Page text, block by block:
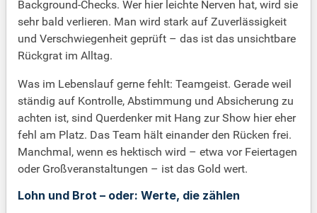
Background-Checks. Wer hier leichte Nerven hat, wird sie
sehr bald verlieren. Man wird stark auf Zuverlässigkeit
und Verschwiegenheit geprüft – das ist das unsichtbare
Rückgrat im Alltag.
Was im Lebenslauf gerne fehlt: Teamgeist. Gerade weil
ständig auf Kontrolle, Abstimmung und Absicherung zu
achten ist, sind Querdenker mit Hang zur Show hier eher
fehl am Platz. Das Team hält einander den Rücken frei.
Manchmal, wenn es hektisch wird – etwa vor Feiertagen
oder Großveranstaltungen – ist das Gold wert.
Lohn und Brot – oder: Werte, die zählen